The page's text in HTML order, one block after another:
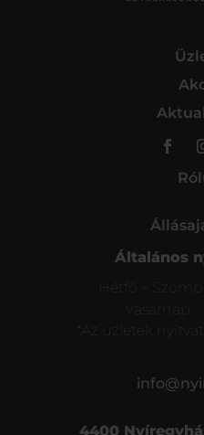
Általános
Hétfő –
Vasárnap
*Az üzletek
4400